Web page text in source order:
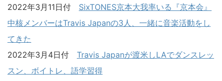
2022年3月11日付 SixTONES京本大我率いる『京本会』
中核メンバーはTravis Japanの3人、一緒に音楽活動をし
てきた
2022年3月4日付 Travis Japanが渡米しLAでダンスレッ
スン、ボイトレ、語学習得